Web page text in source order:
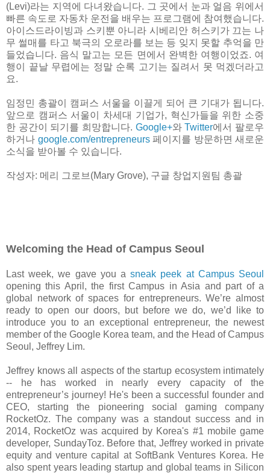
(Levi)라는 지역에 다녀왔습니다. 그 곳에서 눈과 얼음 위에서
빠른 속도로 자동차 운전을 배우는 프로그램에 참여했습니다.
아이스드라이빙과 스키뿐 아니라 시베리안 허스키가 끄는 나
무 썰매를 타고 북극의 오로라를 보는 등 잊지 못할 추억을 만
들었습니다. 음식 말고는 모든 면에서 완벽한 여행이었죠. 여
행이 끝날 무렵에는 정말 순록 고기는 질려서 못 먹겠더라고
요.
임정민 총괄이 캠퍼스 서울을 이끌게 되어 큰 기대가 됩니다.
앞으로 캠퍼스 서울이 차세대 기업가, 혁신가들을 위한 소중
한 공간이 되기를 희망합니다. Google+와Twitter에서 팔로우
하거나 google.com/entrepreneurs페이지를 방문하면 새로운
소식을 받아볼 수 있습니다.
작성자: 메리 그로브(Mary Grove), 구글 창업지원팀 총괄
Welcoming the Head of Campus Seoul
Last week, we gave you asneak peek at Campus Seoul
opening this April, the first Campus in Asia and part of a
global network of spaces for entrepreneurs. We’re almost
ready to open our doors, but before we do, we’d like to
introduce you to an exceptional entrepreneur, the newest
member of the Google Korea team, and the Head of Campus
Seoul, Jeffrey Lim.
Jeffrey knows all aspects of the startup ecosystem intimately
-- he has worked in nearly every capacity of the
entrepreneur’s journey! He's been a successful founder and
CEO, starting the pioneering social gaming company
RocketOz. The company was a standout success and in
2014, RocketOz was acquired by Korea's #1 mobile game
developer, SundayToz. Before that, Jeffrey worked in private
equity and venture capital at SoftBank Ventures Korea. He
also spent years leading startup and global teams in Silicon